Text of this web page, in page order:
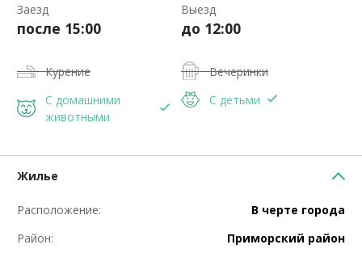
Заезд
после 15:00
Выезд
до 12:00
Курение
Вечеринки
С домашними
животными
С детьми
Жилье
Расположение:
В черте города
Район:
Приморский район